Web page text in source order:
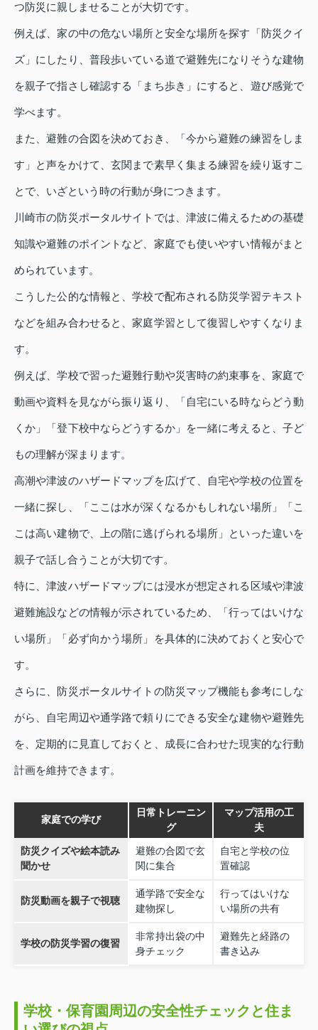
つ防災に親しませることが大切です。
例えば、家の中の危ない場所と安全な場所を探す「防災クイ
ズ」にしたり、普段歩いている道で避難先になりそうな建物
を親子で指さし確認する「まち歩き」にすると、遊び感覚で
学べます。
また、避難の合図を決めておき、「今から避難の練習をしま
す」と声をかけて、玄関まで素早く集まる練習を繰り返すこ
とで、いざという時の行動が身につきます。
川崎市の防災ポータルサイトでは、津波に備えるための基礎
知識や避難のポイントなど、家庭でも使いやすい情報がまと
められています。
こうした公的な情報と、学校で配布される防災学習テキスト
などを組み合わせると、家庭学習として復習しやすくなりま
す。
例えば、学校で習った避難行動や災害時の約束事を、家庭で
動画や資料を見ながら振り返り、「自宅にいる時ならどう動
くか」「登下校中ならどうするか」を一緒に考えると、子ど
もの理解が深まります。
高潮や津波のハザードマップを広げて、自宅や学校の位置を
一緒に探し、「ここは水が深くなるかもしれない場所」「こ
こは高い建物で、上の階に逃げられる場所」といった違いを
親子で話し合うことが大切です。
特に、津波ハザードマップには浸水が想定される区域や津波
避難施設などの情報が示されているため、「行ってはいけな
い場所」「必ず向かう場所」を具体的に決めておくと安心で
す。
さらに、防災ポータルサイトの防災マップ機能も参考にしな
がら、自宅周辺や通学路で頼りにできる安全な建物や避難先
を、定期的に見直しておくと、成長に合わせた現実的な行動
計画を維持できます。
家庭での学び
日常トレーニン
グ
マップ活用の工
夫
防災クイズや絵本読み
聞かせ
避難の合図で玄
関に集合
自宅と学校の位
置確認
防災動画を親子で視聴
通学路で安全な
建物探し
行ってはいけな
い場所の共有
学校の防災学習の復習
非常持出袋の中
身チェック
避難先と経路の
書き込み
学校・保育園周辺の安全性チェックと住ま